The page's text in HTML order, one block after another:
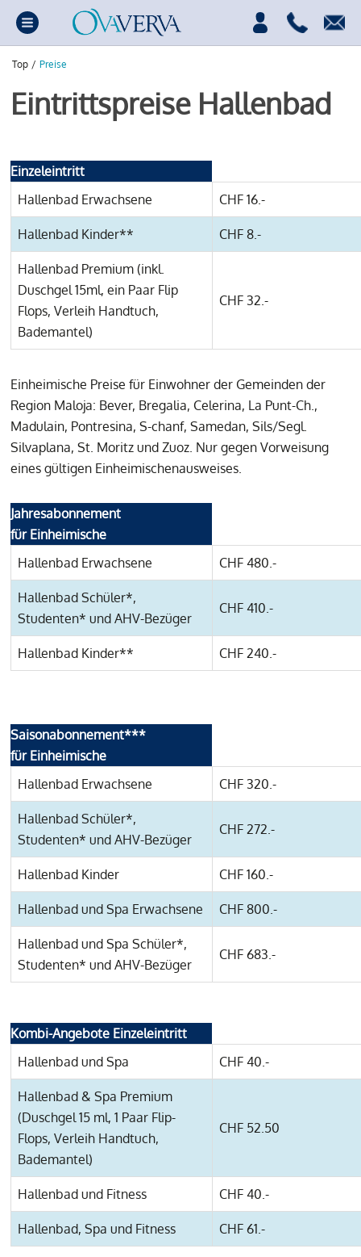
Top / Preise
Eintrittspreise Hallenbad
Einzeleintritt
Hallenbad Erwachsene
CHF 16.-
Hallenbad Kinder** CHF 8.-
Hallenbad Premium (inkl.
Duschgel 15ml, ein Paar Flip
Flops, Verleih Handtuch,
Bademantel)
CHF 32.-
Einheimische Preise für Einwohner der Gemeinden der
Region Maloja: Bever, Bregalia, Celerina, La Punt-Ch.,
Madulain, Pontresina, S-chanf, Samedan, Sils/Segl.
Silvaplana, St. Moritz und Zuoz. Nur gegen Vorweisung
eines gültigen Einheimischenausweises.
Jahresabonnement
für Einheimische
Hallenbad Erwachsene
CHF 480.-
Hallenbad Schüler*,
Studenten* und AHV-Bezüger
CHF 410.-
Hallenbad Kinder** CHF 240.-
Saisonabonnement***
für Einheimische
Hallenbad Erwachsene
CHF 320.-
Hallenbad Schüler*,
Studenten* und AHV-Bezüger
CHF 272.-
Hallenbad Kinder CHF 160.-
Hallenbad und Spa Erwachsene CHF 800.-
Hallenbad und Spa Schüler*,
Studenten* und AHV-Bezüger
CHF 683.-
Kombi-Angebote Einzeleintritt
Hallenbad und Spa
CHF 40.-
Hallenbad & Spa Premium
(Duschgel 15 ml, 1 Paar Flip-
Flops, Verleih Handtuch,
Bademantel)
CHF 52.50
Hallenbad und Fitness CHF 40.-
Hallenbad, Spa und Fitness CHF 61.-